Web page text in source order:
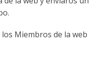
Miembros de la web